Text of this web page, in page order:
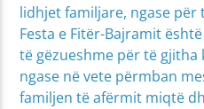
lidhjet familjare, ngase
Festa e Fitër-Bajramit
të gëzueshme për të
ngase në vete përmban
familjen të afërmit miqtë